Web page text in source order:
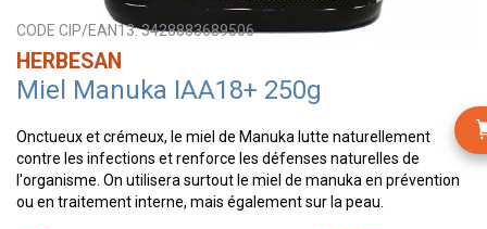
CODE CIP/EAN13:3428883689506
HERBESAN
Miel Manuka IAA18+ 250g
Onctueux et crémeux, le miel de Manuka lutte naturellement
contre les infections et renforce les défenses naturelles de
l'organisme. On utilisera surtout le miel de manuka en prévention
ou en traitement interne, mais également sur la peau.